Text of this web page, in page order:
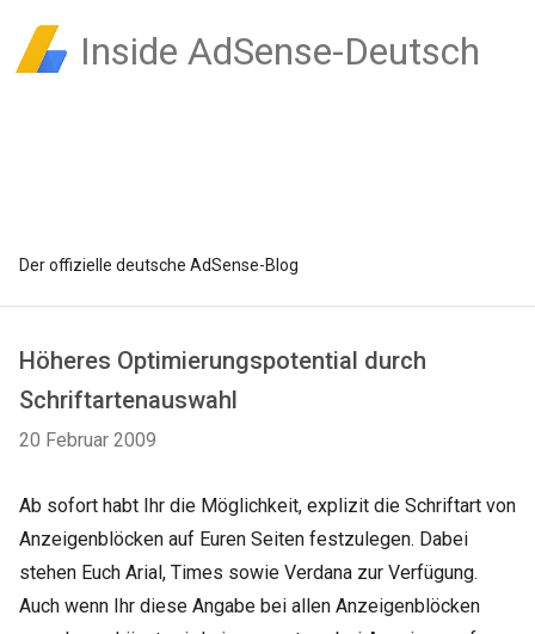
Inside AdSense-Deutsch
Der offizielle deutsche AdSense-Blog
Höheres Optimierungspotential durch
Schriftartenauswahl
20 Februar 2009
Ab sofort habt Ihr die Möglichkeit, explizit die Schriftart von
Anzeigenblöcken auf Euren Seiten festzulegen. Dabei
stehen Euch Arial, Times sowie Verdana zur Verfügung.
Auch wenn Ihr diese Angabe bei allen Anzeigenblöcken